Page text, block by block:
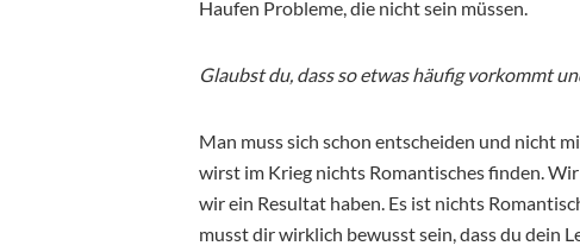
Haufen Probleme, die nicht sein müssen.
Glaubst du, dass so etwas häufig vorkommt
Man muss sich schon entscheiden und nicht
wirst im Krieg nichts Romantisches finden.
wir ein Resultat haben. Es ist nichts
musst dir wirklich bewusst sein, dass du dein